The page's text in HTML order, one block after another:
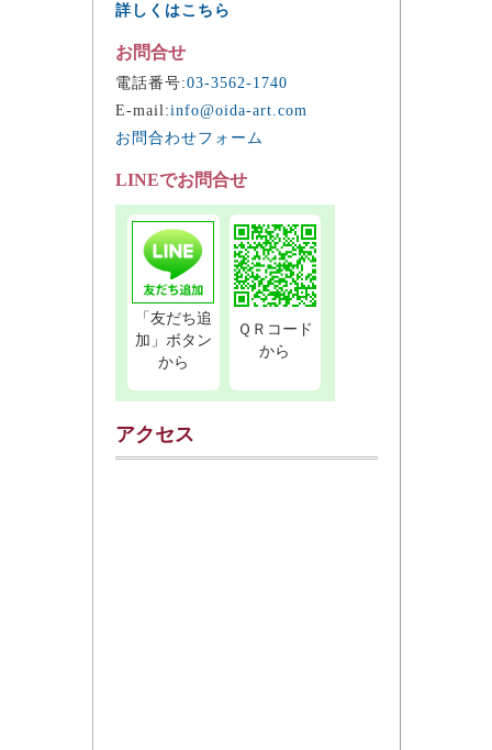
詳しくはこちら
お問合せ
電話番号:03-3562-1740
E-mail:info@oida-art.com
お問合わせフォーム
LINEでお問合せ
「友だち追
加」ボタン
から
ＱＲコード
から
アクセス